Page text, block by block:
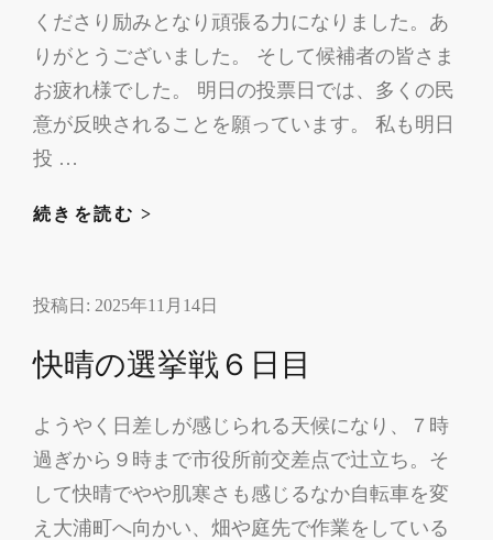
くださり励みとなり頑張る力になりました。あ
りがとうございました。 そして候補者の皆さま
お疲れ様でした。 明日の投票日では、多くの民
意が反映されることを願っています。 私も明日
投 …
続きを読む >
終
投稿日: 2025年11月14日
快晴の選挙戦６日目
ようやく日差しが感じられる天候になり、７時
過ぎから９時まで市役所前交差点で辻立ち。そ
して快晴でやや肌寒さも感じるなか自転車を変
え大浦町へ向かい、畑や庭先で作業をしている